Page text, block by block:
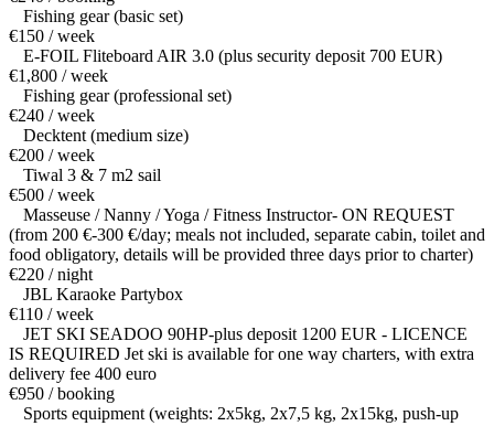
Fishing gear (basic set)
€150 / week
E-FOIL Fliteboard AIR 3.0 (plus security deposit 700 EUR)
€1,800 / week
Fishing gear (professional set)
€240 / week
Decktent (medium size)
€200 / week
Tiwal 3 & 7 m2 sail
€500 / week
Masseuse / Nanny / Yoga / Fitness Instructor- ON REQUEST
(from 200 €-300 €/day; meals not included, separate cabin, toilet and
food obligatory, details will be provided three days prior to charter)
€220 / night
JBL Karaoke Partybox
€110 / week
JET SKI SEADOO 90HP-plus deposit 1200 EUR - LICENCE
IS REQUIRED Jet ski is available for one way charters, with extra
delivery fee 400 euro
€950 / booking
Sports equipment (weights: 2x5kg, 2x7,5 kg, 2x15kg, push-up